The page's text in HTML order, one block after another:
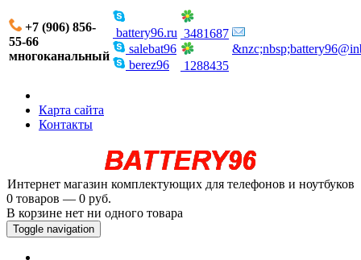
+7 (906) 856-
55-66
многоканальный
battery96.ru
salebat96
berez96
3481687
1288435
Карта сайта
Контакты
Интернет магазин комплектующих для телефонов и ноутбуков
0 товаров — 0 руб.
В корзине нет ни одного товара
Toggle navigation